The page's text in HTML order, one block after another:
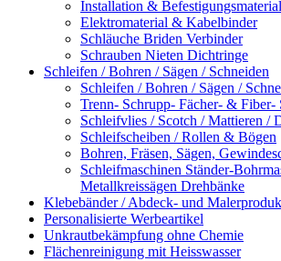
Installation &
Elektromaterial & Kabelbinder
Schläuche Briden Verbinder
Schrauben Nieten Dichtringe
Schleifen / Bohren / Sägen / Schneiden
Schleifen / Bohren / Sägen /
Trenn- Schrupp- Fächer- & Fiber-
Schleifvlies / Scotch / Mattieren /
Schleifscheiben / Rollen & Bögen
Bohren, Fräsen, Sägen,
Schleifmaschinen Ständer-
Metallkreissägen Drehbänke
Klebebänder / Abdeck- und
Personalisierte Werbeartikel
Unkrautbekämpfung ohne Chemie
Flächenreinigung mit Heisswasser